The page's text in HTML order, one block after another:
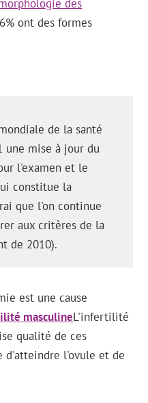
des
ont des formes
de la santé
une mise à jour du
l'examen et le
constitue la
que l'on continue
aux critères de la
de 2010).
est une cause
masculineL'infertilité
qualité de ces
d'atteindre l'ovule et de